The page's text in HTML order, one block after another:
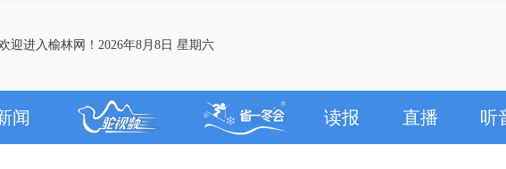
迎进入榆林网！2026年8月8日 星期六
闻 读报 直播 听